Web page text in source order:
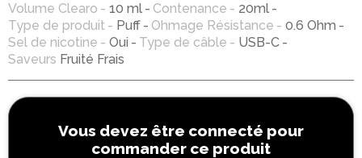
Volume Clearo
10 ml Contenance
20ml
Type de produit
Puff Ohmage Résistance
0.6 Ohm
Sel de nicotine
Oui Type de câble
USB-C
Saveurs Fruité Frais
Vous devez être connecté pour
commander ce produit